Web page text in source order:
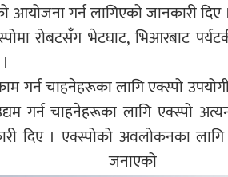
गर्न लागिएको जानकारी दिए
रोबटसँग भेटघाट, भिआरबाट
गर्न चाहनेहरूका लागि एक्स्पो
गर्न चाहनेहरूका लागि एक्स्पो
दिए । एक्स्पोको अवलोकनका